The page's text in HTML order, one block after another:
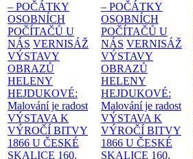
– POČÁTKY
OSOBNÍCH
POČÍTAČŮ U
NÁS VERNISÁŽ
VÝSTAVY
OBRAZŮ
HELENY
HEJDUKOVÉ:
Malování je radost
VÝSTAVA K
VÝROČÍ BITVY
1866 U ČESKÉ
SKALICE 160.
– POČÁTKY
OSOBNÍCH
POČÍTAČŮ U
NÁS VERNISÁŽ
VÝSTAVY
OBRAZŮ
HELENY
HEJDUKOVÉ:
Malování je radost
VÝSTAVA K
VÝROČÍ BITVY
1866 U ČESKÉ
SKALICE 160.